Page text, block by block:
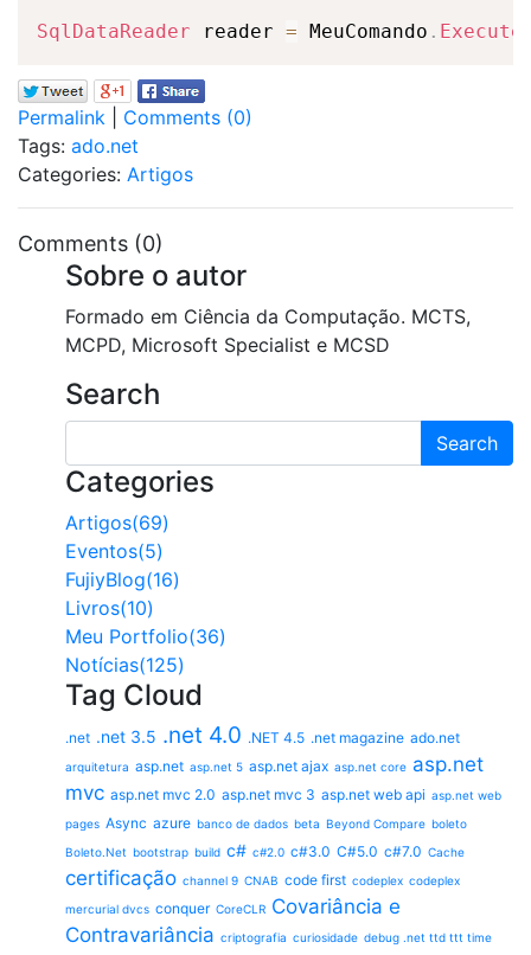
SqlDataReader reader = MeuComando .
Permalink
Comments (0)
Tags: ado.net
Categories: Artigos
Comments (0)
Sobre o autor
Formado em Ciência da Computação. MCTS,
MCPD, Microsoft Specialist e MCSD
Search
Search
Categories
Artigos(69)
Eventos(5)
FujiyBlog(16)
Livros(10)
Meu Portfolio(36)
Notícias(125)
Tag Cloud
.net .net 3.5 .net 4.0 .NET 4.5 .net magazine ado.net
arquitetura asp.net asp.net 5 asp.net ajax asp.net core asp.net
mvc asp.net mvc 2.0 asp.net mvc 3 asp.net web api asp.net web
pages Async azure banco de dados beta Beyond Compare boleto
Boleto.Net bootstrap build c# c#2.0 c#3.0 C#5.0 c#7.0 Cache
certificação channel 9 CNAB code first codeplex codeplex
mercurial dvcs conquer CoreCLR Covariância e
Contravariância criptografia curiosidade debug .net ttd ttt time